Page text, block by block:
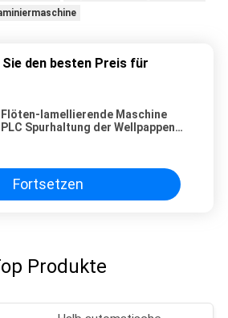
den besten Preis für
Flöten-lamellierende Maschine
PLC Spurhaltung der Wellpappen-
Fortsetzen
Produkte